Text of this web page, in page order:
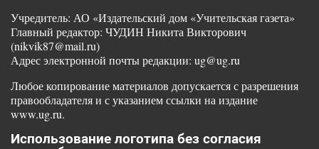
Учредитель: АО «Издательский дом «Учительская газета»
Главный редактор: ЧУДИН Никита Викторович
(nikvik87@mail.ru)
Адрес электронной почты редакции: ug@ug.ru
Любое копирование материалов допускается с разрешения
правообладателя и с указанием ссылки на издание
www.ug.ru.
Использование логотипа без согласия